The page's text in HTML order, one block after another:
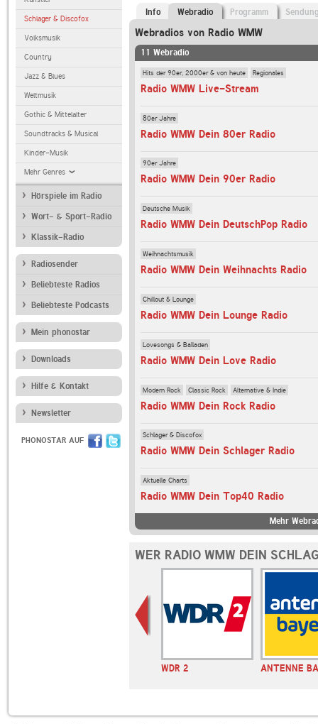
Schlager & Discofox
Volksmusik
Country
Jazz & Blues
Weltmusik
Gothic & Mittelalter
Soundtracks & Musical
Kinder-Musik
Mehr Genres
Hörspiele im Radio
Wort- & Sport-Radio
Klassik-Radio
Radiosender
Beliebteste Radios
Beliebteste Podcasts
Mein phonostar
Downloads
Hilfe & Kontakt
Newsletter
PHONOSTAR AUF
Info Webradio Programm
Webradios von Radio WMW
11 Webradio
Hits der 90er, 2000er & von heute Regionales
Radio WMW Live-Stream
80er Jahre
Radio WMW Dein 80er Radio
90er Jahre
Radio WMW Dein 90er Radio
Deutsche Musik
Radio WMW Dein DeutschPop Radio
Weihnachtsmusik
Radio WMW Dein Weihnachts Radio
Chillout & Lounge
Radio WMW Dein Lounge Radio
Lovesongs & Balladen
Radio WMW Dein Love Radio
Modern Rock Classic Rock Alternative & Indie
Radio WMW Dein Rock Radio
Schlager & Discofox
Radio WMW Dein Schlager Radio
Aktuelle Charts
Radio WMW Dein Top40 Radio
Mehr
WER RADIO WMW DEIN
WDR 2 ANTENNE